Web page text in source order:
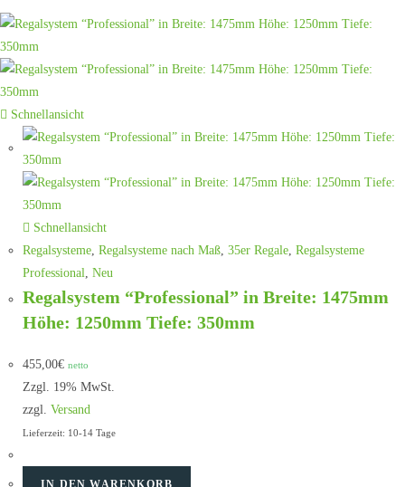
Schnellansicht
Schnellansicht
Regalsysteme, Regalsysteme nach Maß, 35er Regale, Regalsysteme
Professional, Neu
Regalsystem “Professional” in Breite: 1475mm
Höhe: 1250mm Tiefe: 350mm
455,00€ netto
Zzgl. 19% MwSt.
zzgl. Versand
Lieferzeit: 10-14 Tage